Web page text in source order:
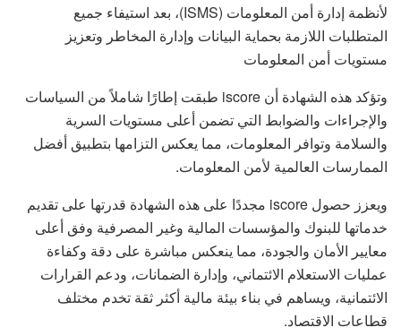
لأنظمة إدارة أمن المعلومات (ISMS)، بعد استيفاء جميع
المتطلبات اللازمة بحماية البيانات وإدارة المخاطر وتعزيز
مستويات أمن المعلومات
وتؤكد هذه الشهادة أن iscore طبقت إطارًا شاملاً من السياسات
والإجراءات والضوابط التي تضمن أعلى مستويات السرية
والسلامة وتوافر المعلومات، مما يعكس التزامها بتطبيق أفضل
الممارسات العالمية لأمن المعلومات.
ويعزز حصول iscore مجددًا على هذه الشهادة قدرتها على تقديم
خدماتها للبنوك والمؤسسات المالية وغير المصرفية وفق أعلى
معايير الأمان والجودة، مما ينعكس مباشرة على دقة وكفاءة
عمليات الاستعلام الائتماني، وإدارة الضمانات، ودعم القرارات
الائتمانية، ويساهم في بناء بيئة مالية أكثر ثقة تخدم مختلف
قطاعات الاقتصاد.